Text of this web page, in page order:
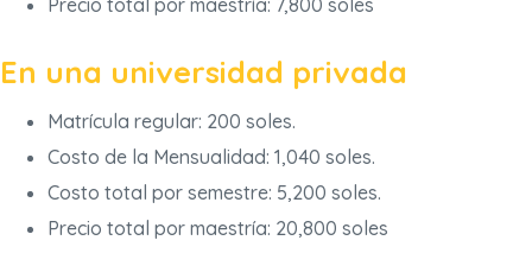
En una universidad privada
Matrícula regular: 200 soles.
Costo de la Mensualidad: 1,040 soles.
Costo total por semestre: 5,200 soles.
Precio total por maestría: 20,800 soles